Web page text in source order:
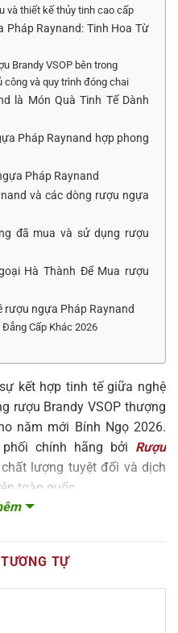
và thiết kế thủy tinh cao cấp
Pháp Raynand: Tinh Hoa Từ
Brandy VSOP bên trong
công và quy trình đóng chai
là Món Quà Tinh Tế Dành
Pháp Raynand hợp phong
Pháp Raynand
và các dòng rượu ngựa
đã mua và sử dụng rượu
Hà Thành Để Mua rượu
rượu ngựa Pháp Raynand
Cấp Khác 2026
kết hợp tinh tế giữa nghệ
rượu Brandy VSOP thượng
năm mới Bính Ngọ 2026.
chính hãng bởi Rượu
lượng tuyệt đối và dịch
toàn quốc.
TỰ